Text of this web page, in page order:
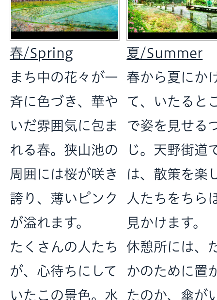
春/Spring
まち中の花々が一
斉に色づき、華や
いだ雰囲気に包ま
れる春。狭山池の
周囲には桜が咲き
誇り、薄いピンク
が溢れます。
たくさんの人たち
が、心待ちにして
いたこの景色。水
夏/Summer
春から夏にか
て、いたると
で姿を見せる
じ。天野街道
は、散策を楽
人たちをちら
見かけます。
休憩所には、
かのために置
たのか、傘が